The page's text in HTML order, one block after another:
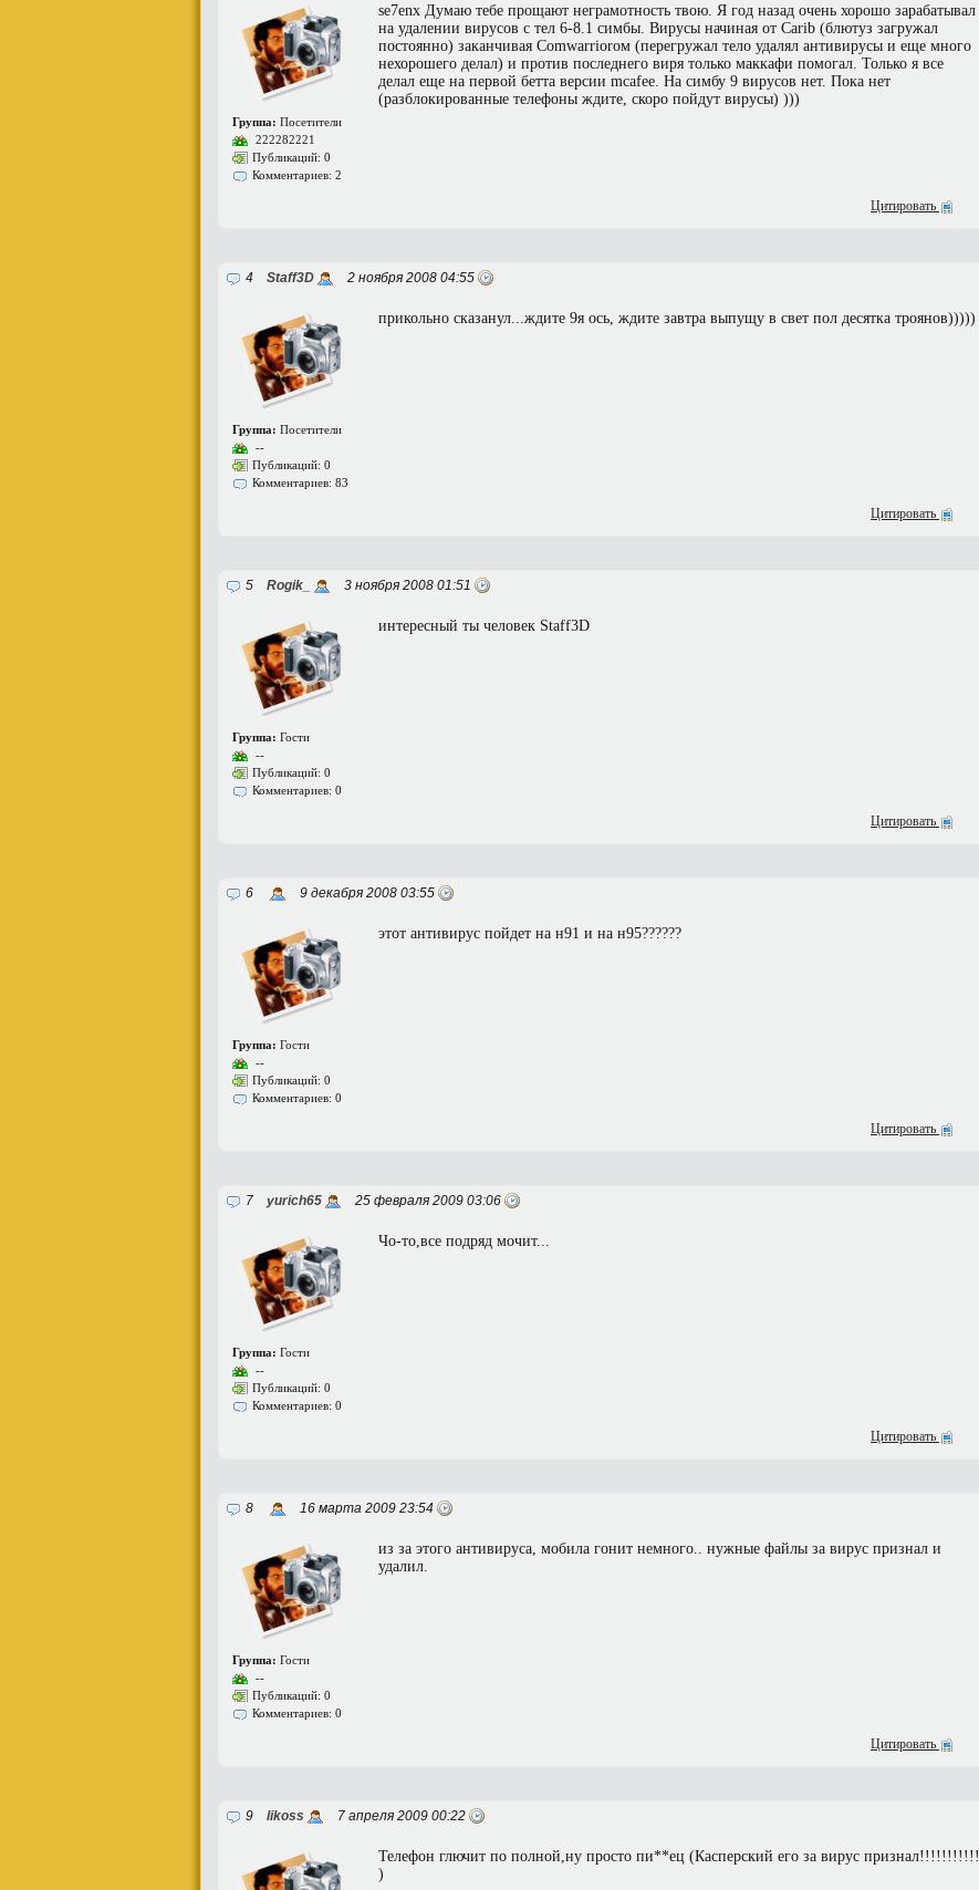
Группа: Посетители
222282221
Публикаций: 0
Комментариев: 2
se7enx Думаю тебе прощают неграмотность твою. Я год назад очень хорошо зарабатывал
на удалении вирусов с тел 6-8.1 симбы. Вирусы начиная от Carib (блютуз загружал
постоянно) заканчивая Comwarriorом (перегружал тело удалял антивирусы и еще много
нехорошего делал) и против последнего виря только маккафи помогал. Только я все
делал еще на первой бетта версии mcafee. На симбу 9 вирусов нет. Пока нет
(разблокированные телефоны ждите, скоро пойдут вирусы) )))
Цитировать
4 Staff3D 2 ноября 2008 04:55
Группа: Посетители
--
Публикаций: 0
Комментариев: 83
прикольно сказанул...ждите 9я ось, ждите завтра выпущу в свет пол десятка троянов)))))
Цитировать
5 Rogik_ 3 ноября 2008 01:51
Группа: Гости
--
Публикаций: 0
Комментариев: 0
интересный ты человек Staff3D
Цитировать
6 9 декабря 2008 03:55
Группа: Гости
--
Публикаций: 0
Комментариев: 0
этот антивирус пойдет на н91 и на н95??????
Цитировать
7 yurich65 25 февраля 2009 03:06
Группа: Гости
--
Публикаций: 0
Комментариев: 0
Чо-то,все подряд мочит...
Цитировать
8 16 марта 2009 23:54
Группа: Гости
--
Публикаций: 0
Комментариев: 0
из за этого антивируса, мобила гонит немного.. нужные файлы за вирус признал и
удалил.
Цитировать
9 likoss 7 апреля 2009 00:22
Телефон глючит по полной,ну просто пи**ец (Касперский его за вирус признал!!!!!!!!!!!
)